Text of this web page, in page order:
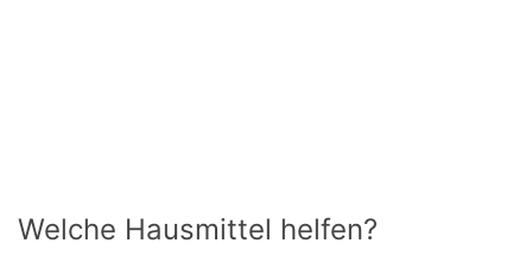
Welche Hausmittel helfen?